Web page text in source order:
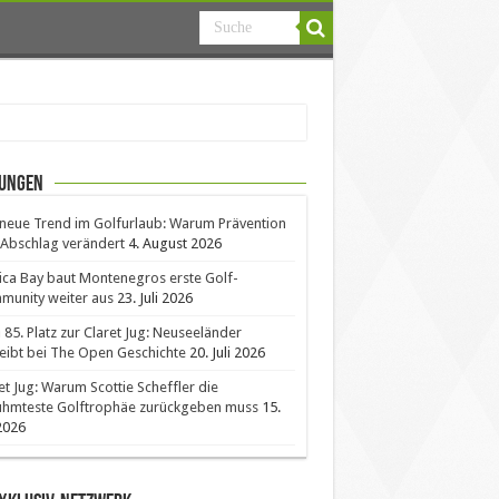
Trend im Golfurlaub: Warum Prävention
verändert 4. August 2026
Bay baut Montenegros erste Golf-
weiter aus 23. Juli 2026
85. Platz zur Claret Jug: Neuseeländer
bei The Open Geschichte 20. Juli 2026
Jug: Warum Scottie Scheffler die
Golftrophäe zurückgeben muss 15.